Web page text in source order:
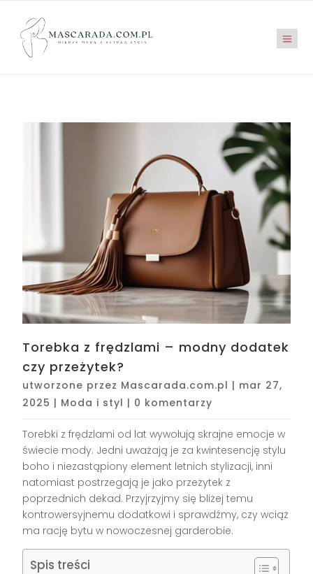
Torebka z frędzlami – modny dodatek
czy przeżytek?
utworzone przez Mascarada.com.pl | mar 27,
2025 | Moda i styl | 0 komentarzy
Torebki z frędzlami od lat wywołują skrajne emocje w
świecie mody. Jedni uważają je za kwintesencję stylu
boho i niezastąpiony element letnich stylizacji, inni
natomiast postrzegają je jako przeżytek z
poprzednich dekad. Przyjrzyjmy się bliżej temu
kontrowersyjnemu dodatkowi i sprawdźmy, czy wciąż
ma rację bytu w nowoczesnej garderobie.
Spis treści